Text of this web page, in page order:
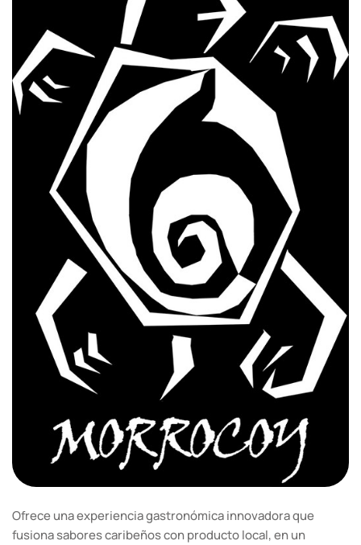
Ofrece una experiencia gastronómica innovadora que
fusiona sabores caribeños con producto local, en un